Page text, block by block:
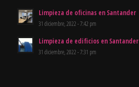
Limpieza de oficinas en Santander
31 diciembre, 2022 - 7:42 pm
Limpieza de edificios en Santander
31 diciembre, 2022 - 7:31 pm